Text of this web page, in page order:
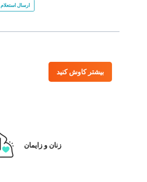
ارسال استعلام
بیشتر کاوش کنید
زنان و زایمان